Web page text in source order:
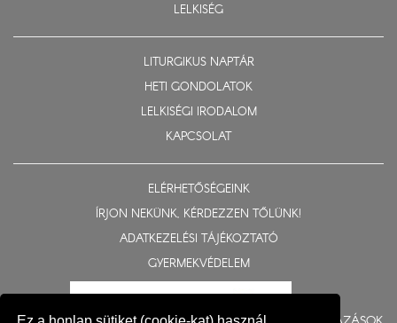
LELKISÉG
LITURGIKUS NAPTÁR
HETI GONDOLATOK
LELKISÉGI IRODALOM
KAPCSOLAT
ELÉRHETŐSÉGEINK
ÍRJON NEKÜNK, KÉRDEZZEN TŐLÜNK!
ADATKEZELÉSI TÁJÉKOZTATÓ
GYERMEKVÉDELEM